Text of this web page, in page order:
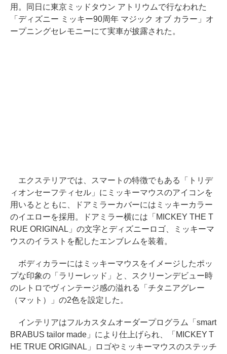
用。同日に東京ミッドタウン アトリウムで行なわれた
「ディズニー ミッキー90周年 マジック オブ カラー」オ
ープニングセレモニーにて実車が披露された。
エクステリアでは、スマートの特徴でもある「トリデ
ィオンセーフティセル」にミッキーマウスのアイコンを
用いるとともに、ドアミラーカバーにはミッキーカラー
のイエローを採用。ドアミラー横には「MICKEY THE T
RUE ORIGINAL」の文字とディズニーロゴ、ミッキーマ
ウスのイラストを配したエンブレムを装着。
ボディカラーにはミッキーマウスをイメージしたポッ
プな印象の「ラリーレッド」と、スクリーンデビュー時
のレトロでヴィンテージ感の溢れる「チタニアグレー
（マット）」の2色を設定した。
インテリアはフルカスタムオーダープログラム「smart
BRABUS tailor made」により仕上げられ、「MICKEY T
HE TRUE ORIGINAL」ロゴやミッキーマウスのステッチ